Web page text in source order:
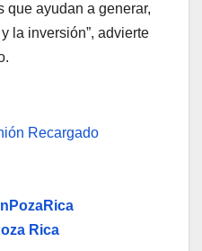
que ayudan a generar,
la inversión”, advierte
Recargado
Rica